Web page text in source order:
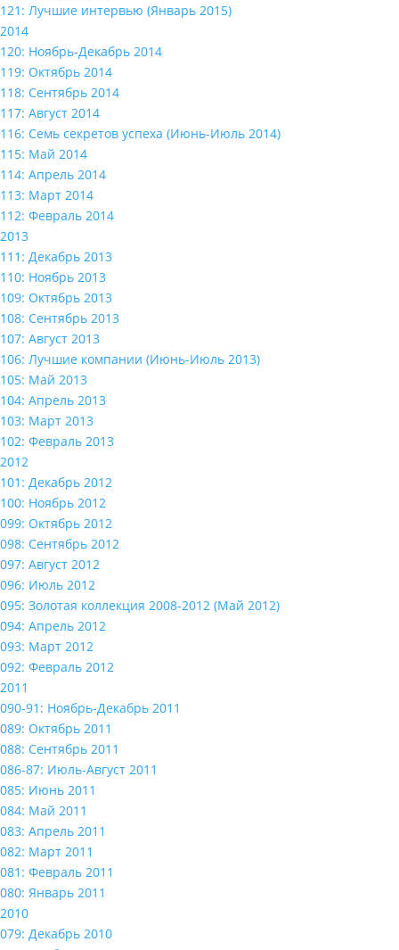
121: Лучшие интервью (Январь 2015)
2014
120: Ноябрь-Декабрь 2014
119: Октябрь 2014
118: Сентябрь 2014
117: Август 2014
116: Семь секретов успеха (Июнь-Июль 2014)
115: Май 2014
114: Апрель 2014
113: Март 2014
112: Февраль 2014
2013
111: Декабрь 2013
110: Ноябрь 2013
109: Октябрь 2013
108: Сентябрь 2013
107: Август 2013
106: Лучшие компании (Июнь-Июль 2013)
105: Май 2013
104: Апрель 2013
103: Март 2013
102: Февраль 2013
2012
101: Декабрь 2012
100: Ноябрь 2012
099: Октябрь 2012
098: Сентябрь 2012
097: Август 2012
096: Июль 2012
095: Золотая коллекция 2008-2012 (Май 2012)
094: Апрель 2012
093: Март 2012
092: Февраль 2012
2011
090-91: Ноябрь-Декабрь 2011
089: Октябрь 2011
088: Сентябрь 2011
086-87: Июль-Август 2011
085: Июнь 2011
084: Май 2011
083: Апрель 2011
082: Март 2011
081: Февраль 2011
080: Январь 2011
2010
079: Декабрь 2010